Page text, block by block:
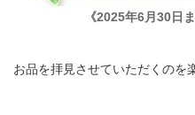
《2025年6月30日
お品を拝見させていただくのを